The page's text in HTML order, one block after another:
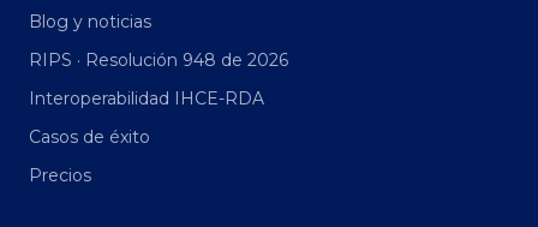
Blog y noticias
RIPS · Resolución 948 de 2026
Interoperabilidad IHCE-RDA
Casos de éxito
Precios